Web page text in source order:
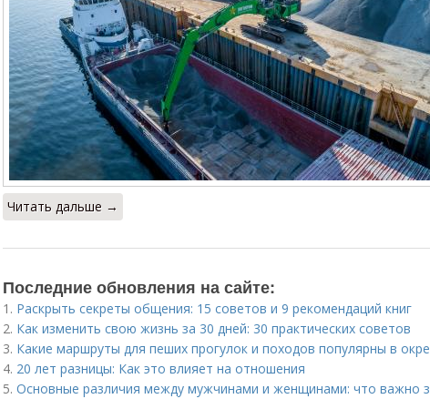
Читать дальше →
Последние обновления на сайте:
1. Раскрыть секреты общения: 15 советов и 9 рекомендаций книг
2. Как изменить свою жизнь за 30 дней: 30 практических советов
3. Какие маршруты для пеших прогулок и походов популярны в
4. 20 лет разницы: Как это влияет на отношения
5. Основные различия между мужчинами и женщинами: что важно